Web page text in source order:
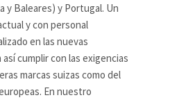
y Baleares) y Portugal. Un
y con personal
en las nuevas
cumplir con las exigencias
marcas suizas como del
En nuestro